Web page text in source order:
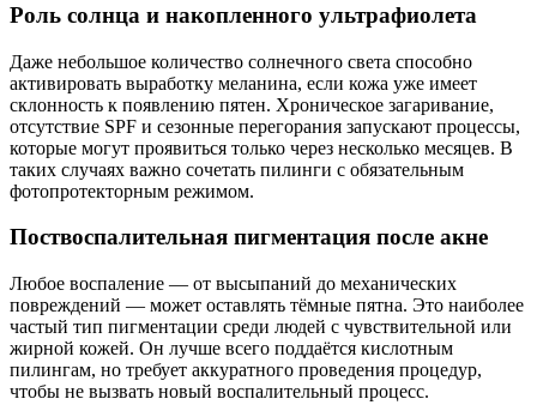
Роль солнца и накопленного ультрафиолета
Даже небольшое количество солнечного света способно
активировать выработку меланина, если кожа уже имеет
склонность к появлению пятен. Хроническое загаривание,
отсутствие SPF и сезонные перегорания запускают процессы,
которые могут проявиться только через несколько месяцев. В
таких случаях важно сочетать пилинги с обязательным
фотопротекторным режимом.
Поствоспалительная пигментация после акне
Любое воспаление — от высыпаний до механических
повреждений — может оставлять тёмные пятна. Это наиболее
частый тип пигментации среди людей с чувствительной или
жирной кожей. Он лучше всего поддаётся кислотным
пилингам, но требует аккуратного проведения процедур,
чтобы не вызвать новый воспалительный процесс.